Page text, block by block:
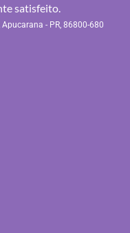
satisfeito.
- PR, 86800-680